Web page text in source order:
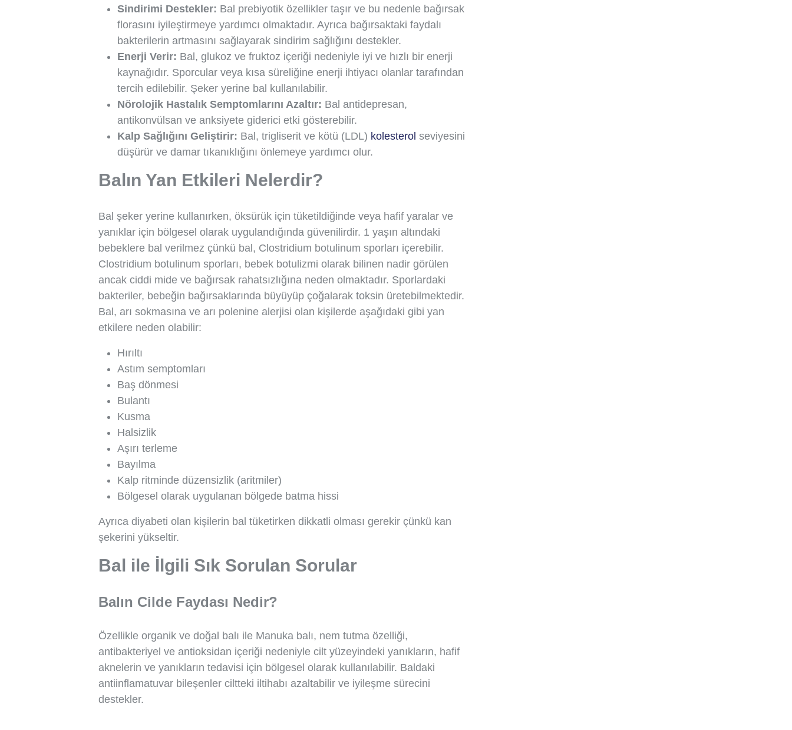
Sindirimi Destekler: Bal prebiyotik özellikler taşır ve bu nedenle bağırsak
florasını iyileştirmeye yardımcı olmaktadır. Ayrıca bağırsaktaki faydalı
bakterilerin artmasını sağlayarak sindirim sağlığını destekler.
Enerji Verir: Bal, glukoz ve fruktoz içeriği nedeniyle iyi ve hızlı bir enerji
kaynağıdır. Sporcular veya kısa süreliğine enerji ihtiyacı olanlar tarafından
tercih edilebilir. Şeker yerine bal kullanılabilir.
Nörolojik Hastalık Semptomlarını Azaltır: Bal antidepresan,
antikonvülsan ve anksiyete giderici etki gösterebilir.
Kalp Sağlığını Geliştirir: Bal, trigliserit ve kötü (LDL) kolesterol seviyesini
düşürür ve damar tıkanıklığını önlemeye yardımcı olur.
Balın Yan Etkileri Nelerdir?
Bal şeker yerine kullanırken, öksürük için tüketildiğinde veya hafif yaralar ve
yanıklar için bölgesel olarak uygulandığında güvenilirdir. 1 yaşın altındaki
bebeklere bal verilmez çünkü bal, Clostridium botulinum sporları içerebilir.
Clostridium botulinum sporları, bebek botulizmi olarak bilinen nadir görülen
ancak ciddi mide ve bağırsak rahatsızlığına neden olmaktadır. Sporlardaki
bakteriler, bebeğin bağırsaklarında büyüyüp çoğalarak toksin üretebilmektedir.
Bal, arı sokmasına ve arı polenine alerjisi olan kişilerde aşağıdaki gibi yan
etkilere neden olabilir:
Hırıltı
Astım semptomları
Baş dönmesi
Bulantı
Kusma
Halsizlik
Aşırı terleme
Bayılma
Kalp ritminde düzensizlik (aritmiler)
Bölgesel olarak uygulanan bölgede batma hissi
Ayrıca diyabeti olan kişilerin bal tüketirken dikkatli olması gerekir çünkü kan
şekerini yükseltir.
Bal ile İlgili Sık Sorulan Sorular
Balın Cilde Faydası Nedir?
Özellikle organik ve doğal balı ile Manuka balı, nem tutma özelliği,
antibakteriyel ve antioksidan içeriği nedeniyle cilt yüzeyindeki yanıkların, hafif
aknelerin ve yanıkların tedavisi için bölgesel olarak kullanılabilir. Baldaki
antiinflamatuvar bileşenler ciltteki iltihabı azaltabilir ve iyileşme sürecini
destekler.